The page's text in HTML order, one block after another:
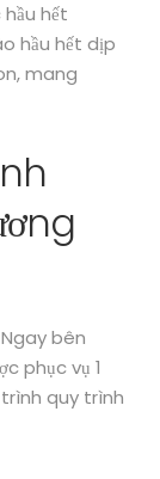
hầu hết
hầu hết dịp
mang
bên
phục vụ 1
quy trình